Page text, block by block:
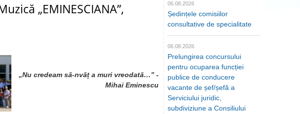
„EMINESCIANA”,
„Nu credeam să-nvăț a muri vreodată…” -
Mihai Eminescu
06.08.2026
Ședințele comisiilor
consultative de specialitate
06.08.2026
Prelungirea concursului
pentru ocuparea funcției
publice de conducere
vacante de șef/șefă a
Serviciului juridic,
subdiviziune a Consiliului